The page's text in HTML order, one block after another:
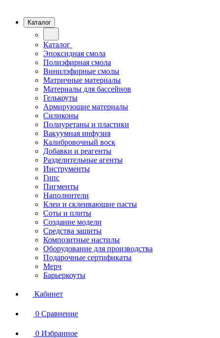
Каталог
Каталог
Эпоксидная смола
Полиэфирная смола
Винилэфирные смолы
Матричные материалы
Материалы для бассейнов
Гелькоуты
Армирующие материалы
Силиконы
Полиуретаны и пластики
Вакуумная инфузия
Калибровочный воск
Добавки и реагенты
Разделительные агенты
Инструменты
Гипс
Пигменты
Наполнители
Клеи и склеивающие пасты
Соты и плиты
Создание модели
Средства защиты
Композитные настилы
Оборудование для производства
Подарочные сертификаты
Мерч
Барьеркоуты
Кабинет
0 Сравнение
0 Избранное